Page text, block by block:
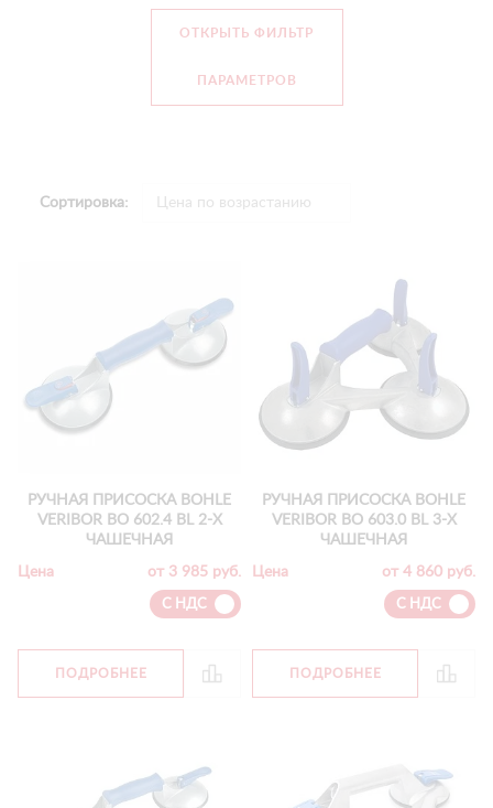
ОТКРЫТЬ ФИЛЬТР
ПАРАМЕТРОВ
Сортировка:
РУЧНАЯ ПРИСОСКА BOHLE
VERIBOR ВО 602.4 BL 2-Х
ЧАШЕЧНАЯ
Цена от 3 985 руб.
С НДС
ПОДРОБНЕЕ
РУЧНАЯ ПРИСОСКА BOHLE
VERIBOR ВО 603.0 BL 3-Х
ЧАШЕЧНАЯ
Цена от 4 860 руб.
С НДС
ПОДРОБНЕЕ